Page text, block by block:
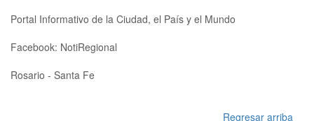
Portal Informativo de la Ciudad, el País y el Mundo
Facebook: NotiRegional
Rosario - Santa Fe
Regresar arriba